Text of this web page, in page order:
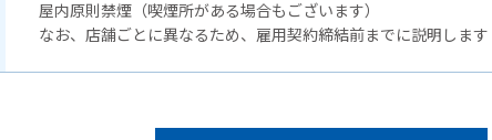
屋内原則禁煙（喫煙所がある場合もございます）
なお、店舗ごとに異なるため、雇用契約締結前までに説明します